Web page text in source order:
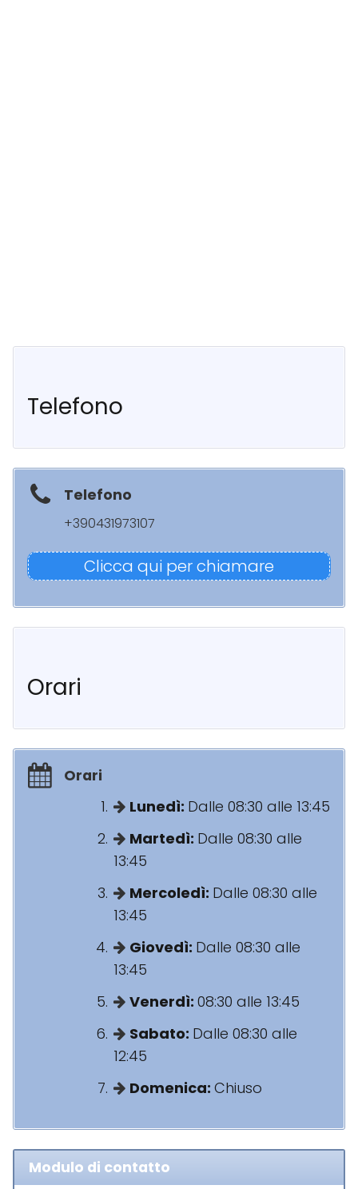
Telefono
Telefono
+390431973107
Clicca qui per chiamare
Orari
Orari
Lunedì: Dalle 08:30 alle 13:45
Martedì: Dalle 08:30 alle
13:45
Mercoledì: Dalle 08:30 alle
13:45
Giovedì: Dalle 08:30 alle
13:45
Venerdì: 08:30 alle 13:45
Sabato: Dalle 08:30 alle
12:45
Domenica: Chiuso
Modulo di contatto